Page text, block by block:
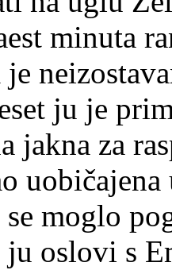
minuta
ju je
jakna za
moglo
oslovi s